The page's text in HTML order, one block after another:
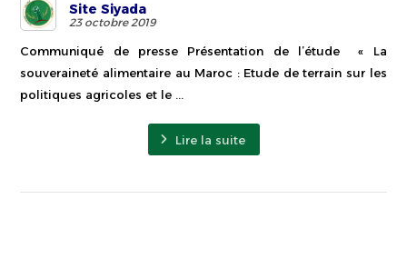
Site Siyada
23 octobre 2019
Communiqué de presse Présentation de l’étude « La
souveraineté alimentaire au Maroc : Etude de terrain sur les
politiques agricoles et le ...
Lire la suite